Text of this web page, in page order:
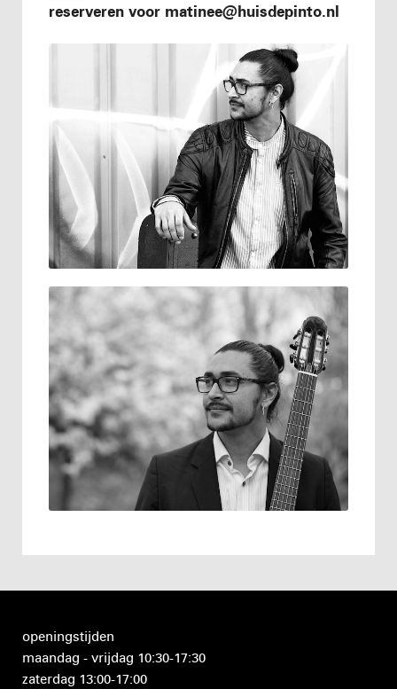
reserveren voor matinee@huisdepinto.nl
openingstijden
maandag - vrijdag 10:30-17:30
zaterdag 13:00-17:00